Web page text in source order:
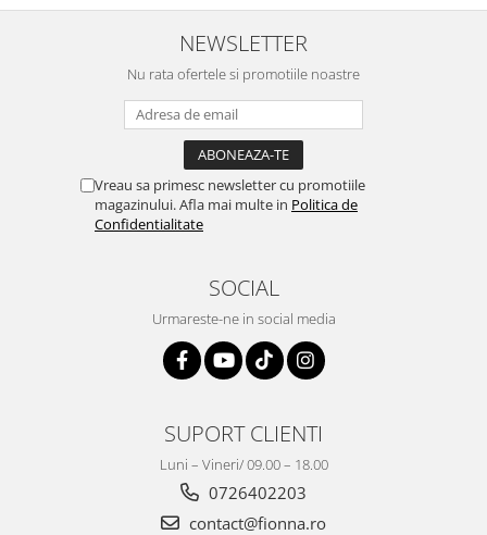
NEWSLETTER
Nu rata ofertele si promotiile noastre
Vreau sa primesc newsletter cu promotiile
magazinului. Afla mai multe in Politica de
Confidentialitate
SOCIAL
Urmareste-ne in social media
SUPORT CLIENTI
Luni – Vineri/ 09.00 – 18.00
0726402203
contact@fionna.ro